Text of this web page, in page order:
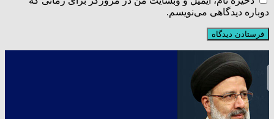
دوباره دیدگاهی می‌نویسم.